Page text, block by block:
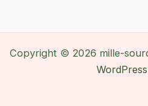
Copyright © 2026 mille-